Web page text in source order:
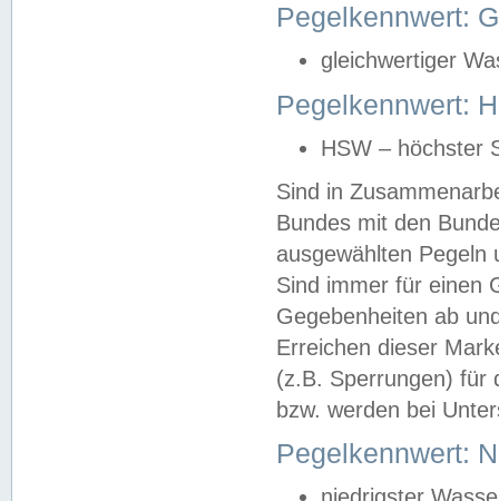
Pegelkennwert:
gleichwertiger
Pegelkennwert:
HSW – höchster
Sind in
Bundes mit den
ausgewählten
Sind immer für einen
Gegebenheiten ab
Erreichen dieser
(z.B. Sperrungen) für
bzw. werden bei
Pegelkennwert: